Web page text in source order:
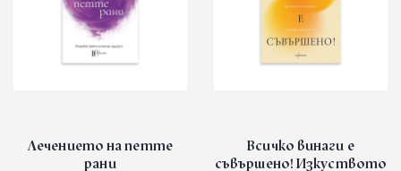
Лечението на петте
рани
Всичко винаги е
съвършено! Изкуството